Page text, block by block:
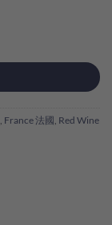
France 法國 Red Wine